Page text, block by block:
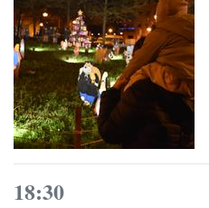
18:30